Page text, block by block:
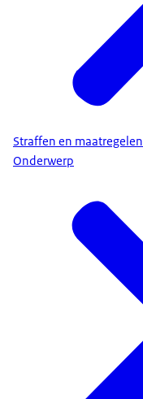
Straffen en maatregelen
Onderwerp